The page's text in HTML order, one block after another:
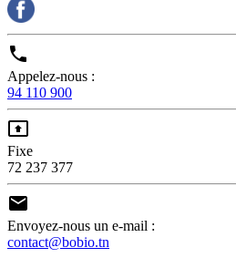

Appelez-nous :
94 110 900

Fixe
72 237 377

Envoyez-nous un e-mail :
contact@bobio.tn